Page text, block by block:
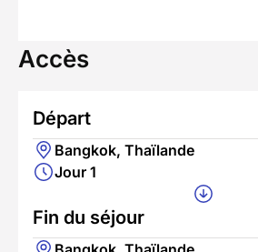
Accès
Départ
Bangkok, Thaïlande
Jour 1
Fin du séjour